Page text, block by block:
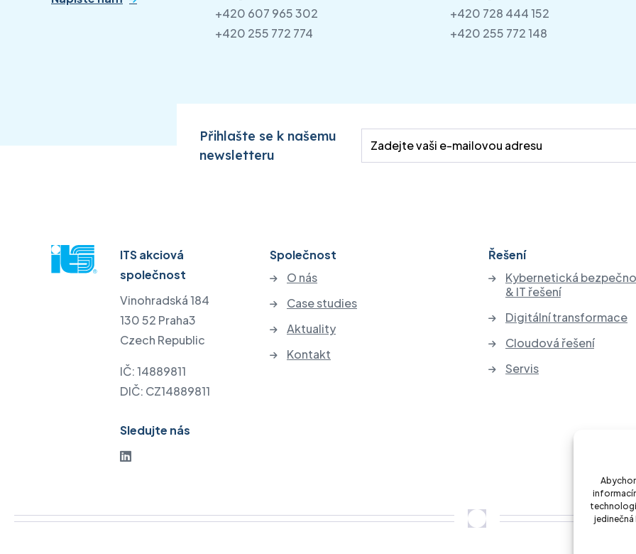
jedinečná
+420 607 965 302
+420 255 772 774
+420 728 444 152
+420 255 772 148
Přihlašte se k našemu
newsletteru
Společnost
O nás
Case studies
Aktuality
Kontakt
Řešení
Kybernetická
& IT řešení
Digitální transformace
Cloudová řešení
Servis
Sledujte nás
ITS akciová
společnost
Vinohradská 184
130 52 Praha3
Czech Republic
IČ: 14889811
DIČ: CZ14889811